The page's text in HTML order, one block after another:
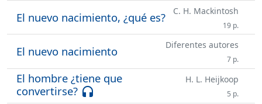
El nuevo nacimiento, ¿qué es? C. H. Mackintosh
19 p.
El nuevo nacimiento Diferentes autores
7 p.
El hombre ¿tiene que
convertirse? headset
H. L. Heijkoop
5 p.